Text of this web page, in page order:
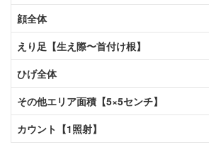
顔全体
えり足【生え際〜首付け根】
ひげ全体
その他エリア面積【5×5センチ】
カウント【1照射】